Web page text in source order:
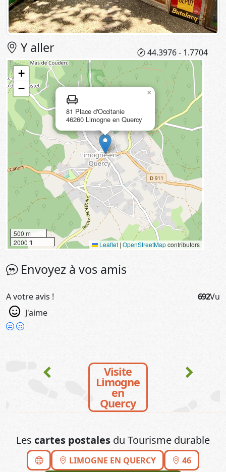
Y aller 44.3976 - 1.7704
chair
81 Place d'Occitanie
46260 Limogne en Quercy
×
+
−
500 m
2000 ft
Leaflet | OpenStreetMapcontributors
Envoyez à vos amis
A votre avis !
J'aime
692Vu
chevron_left Visite
Limogne
en
Quercy
chevron_right
Les cartes postales du Tourisme durable
LIMOGNE EN QUERCY
46